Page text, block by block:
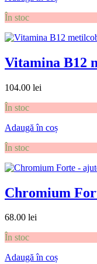
În stoc
Vitamina B12
104.00 lei
În stoc
Adaugă în coș
În stoc
Chromium
68.00 lei
În stoc
Adaugă în coș